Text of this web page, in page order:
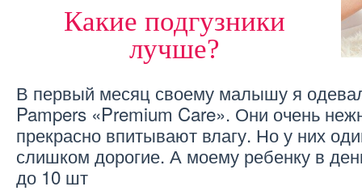
Какие подгузники
лучше?
В первый месяц своему малышу я
Pampers «Premium Care». Они очень
прекрасно впитывают влагу. Но у них
слишком дорогие. А моему ребенку в
до 10 шт